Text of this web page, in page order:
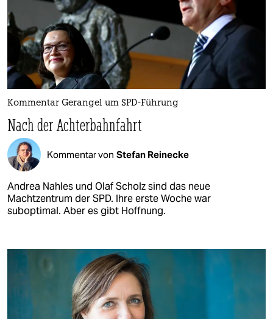
Kommentar Gerangel um SPD-Führung
Nach der Achterbahnfahrt
Kommentar von Stefan Reinecke
Andrea Nahles und Olaf Scholz sind das neue
Machtzentrum der SPD. Ihre erste Woche war
suboptimal. Aber es gibt Hoffnung.